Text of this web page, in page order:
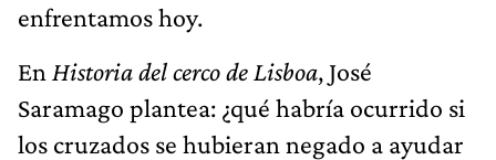
enfrentamos hoy.
En Historia del cerco de Lisboa, José
Saramago plantea: ¿qué habría ocurrido si
los cruzados se hubieran negado a ayudar